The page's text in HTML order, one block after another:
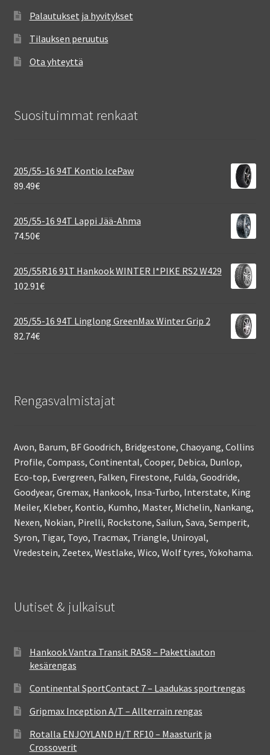
Palautukset ja hyvitykset
Tilauksen peruutus
Ota yhteyttä
Suosituimmat renkaat
205/55-16 94T Kontio IcePaw
89.49€
205/55-16 94T Lappi Jää-Ahma
74.50€
205/55R16 91T Hankook WINTER I*PIKE RS2 W429
102.91€
205/55-16 94T Linglong GreenMax Winter Grip 2
82.74€
Rengasvalmistajat
Avon, Barum, BF Goodrich, Bridgestone, Chaoyang, Collins
Profile, Compass, Continental, Cooper, Debica, Dunlop,
Eco-top, Evergreen, Falken, Firestone, Fulda, Goodride,
Goodyear, Gremax, Hankook, Insa-Turbo, Interstate, King
Meiler, Kleber, Kontio, Kumho, Master, Michelin, Nankang,
Nexen, Nokian, Pirelli, Rockstone, Sailun, Sava, Semperit,
Syron, Tigar, Toyo, Tracmax, Triangle, Uniroyal,
Vredestein, Zeetex, Westlake, Wico, Wolf tyres, Yokohama.
Uutiset & julkaisut
Hankook Vantra Transit RA58 – Pakettiauton
kesärengas
Continental SportContact 7 – Laadukas sportrengas
Gripmax Inception A/T – Allterrain rengas
Rotalla ENJOYLAND H/T RF10 – Maasturit ja
Crossoverit